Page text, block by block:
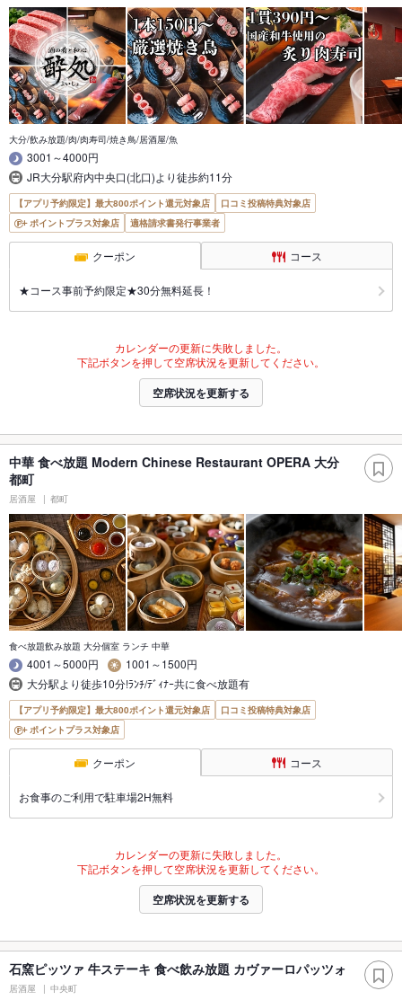
大分/飲み放題/肉/肉寿司/焼き鳥/居酒屋/魚
3001～4000円
JR大分駅府内中央口(北口)より徒歩約11分
【アプリ予約限定】最大800ポイント還元対象店
口コミ投稿特典対象店
ポイントプラス対象店
適格請求書発行事業者
クーポン コース
★コース事前予約限定★30分無料延長！
カレンダーの更新に失敗しました。
下記ボタンを押して空席状況を更新してください。
空席状況を更新する
中華 食べ放題 Modern Chinese Restaurant OPERA 大分
都町
居酒屋 都町
食べ放題飲み放題 大分個室 ランチ 中華
4001～5000円
1001～1500円
大分駅より徒歩10分!ﾗﾝﾁ/ﾃﾞｨﾅｰ共に食べ放題有
【アプリ予約限定】最大800ポイント還元対象店
口コミ投稿特典対象店
ポイントプラス対象店
クーポン コース
お食事のご利用で駐車場2H無料
カレンダーの更新に失敗しました。
下記ボタンを押して空席状況を更新してください。
空席状況を更新する
石窯ピッツァ 牛ステーキ 食べ飲み放題 カヴァーロパッツォ
居酒屋 中央町